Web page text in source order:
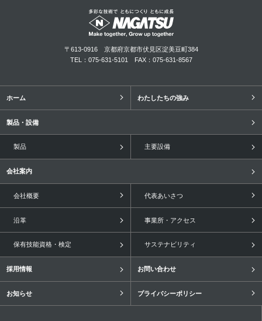
〒613-0916
京都府京都市伏見区淀美豆町384
TEL：075-631-5101
FAX：075-631-8567
ホーム わたしたちの強み
製品・設備
製品 主要設備
会社案内
会社概要 代表あいさつ
沿革 事業所・アクセス
保有技能資格・検定 サステナビリティ
採用情報 お問い合わせ
お知らせ プライバシーポリシー